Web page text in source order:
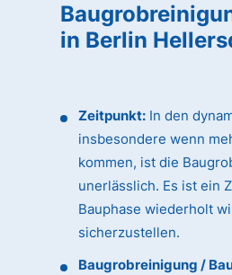
in Berlin
Zeitpunkt: In den
insbesondere wenn
kommen, ist die
unerlässlich. Es ist ein
Bauphase wiederholt
sicherzustellen.
Baugrobreinigung /